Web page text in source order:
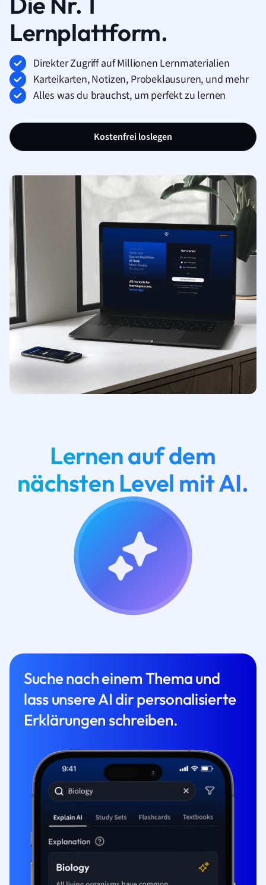
Lernplattform.
Direkter Zugriff auf Millionen Lernmaterialien
Karteikarten, Notizen, Probeklausuren, und mehr
Alles was du brauchst, um perfekt zu lernen
Kostenfrei loslegen
Lernen auf dem
nächsten Level mit AI.
Suche nach einem Thema und
lass unsere AI dir personalisierte
Erklärungen schreiben.